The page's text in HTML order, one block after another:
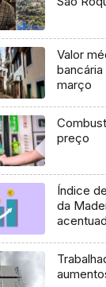
Valor
março
preço
Índice
da